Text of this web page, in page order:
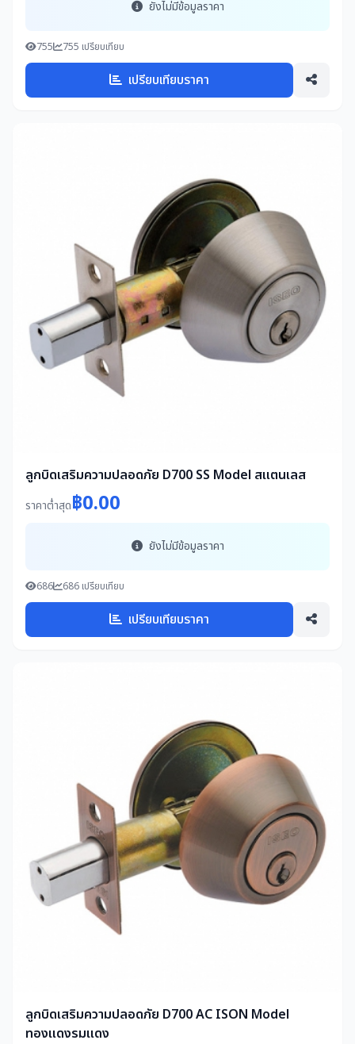
ยังไม่มีข้อมูลราคา
755 755 เปรียบเทียบ
เปรียบเทียบราคา
ลูกบิดเสริมความปลอดภัย D700 SS Model สแตนเลส
ราคาต่ำสุด฿0.00
ยังไม่มีข้อมูลราคา
686 686 เปรียบเทียบ
เปรียบเทียบราคา
ลูกบิดเสริมความปลอดภัย D700 AC ISON Model
ทองแดงรมแดง